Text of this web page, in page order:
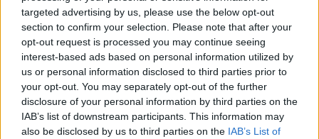
targeted advertising by us, please use the below opt-out
section to confirm your selection. Please note that after your
opt-out request is processed you may continue seeing
interest-based ads based on personal information utilized by
us or personal information disclosed to third parties prior to
your opt-out. You may separately opt-out of the further
disclosure of your personal information by third parties on the
IAB’s list of downstream participants. This information may
also be disclosed by us to third parties on the IAB’s List of
trascendencia y la luz que guía. Es perfecto para
padres que buscan un nombre con un significado
astronómico que simbolice esperanza, elegancia y
lo sublime.
Asher.En hebreo,"feliz" o "bendito". Este nombre
transmite una sensación de prosperidad y alegría.
Asociado con bendiciones y un futuro lleno de